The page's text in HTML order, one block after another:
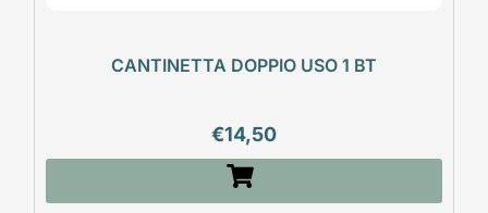
CANTINETTA DOPPIO USO 1 BT
€14,50